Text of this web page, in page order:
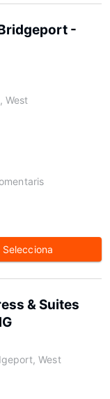
-
West
Selecciona
& Suites
West